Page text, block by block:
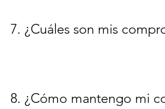
7. ¿Cuáles son mis
8. ¿Cómo mantengo mi